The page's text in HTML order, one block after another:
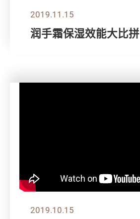
2019.11.15
润手霜保湿效能大比拼
2019.10.15